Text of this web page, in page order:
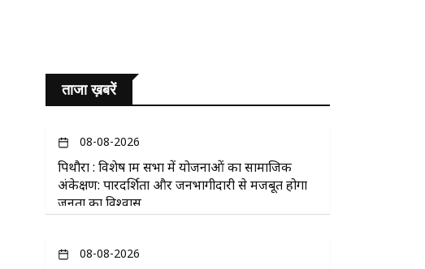
ताजा ख़बरें
08-08-2026
पिथौरा : विशेष ग्राम सभा में योजनाओं का सामाजिक
अंकेक्षण: पारदर्शिता और जनभागीदारी से मजबूत होगा
जनता का विश्वास
08-08-2026